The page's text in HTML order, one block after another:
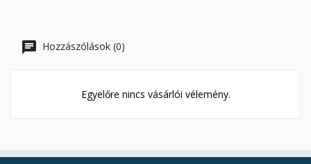
Hozzászólások (0)
Egyelőre nincs vásárlói vélemény.